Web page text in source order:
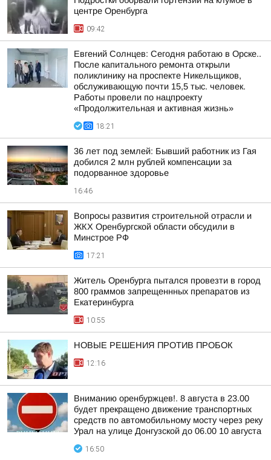
центре Оренбурга
09:42
Евгений Солнцев: Сегодня работаю в Орске..
После капитального ремонта открыли
поликлинику на проспекте Никельщиков,
обслуживающую почти 15,5 тыс. человек.
Работы провели по нацпроекту
«Продолжительная и активная жизнь»
18:21
36 лет под землей: Бывший работник из Гая
добился 2 млн рублей компенсации за
подорванное здоровье
16:46
Вопросы развития строительной отрасли и
ЖКХ Оренбургской области обсудили в
Минстрое РФ
17:21
Житель Оренбурга пытался провезти в город
800 граммов запрещеннных препаратов из
Екатеринбурга
10:55
НОВЫЕ РЕШЕНИЯ ПРОТИВ ПРОБОК
12:16
Вниманию оренбуржцев!. 8 августа в 23.00
будет прекращено движение транспортных
средств по автомобильному мосту через реку
Урал на улице Донгузской до 06.00 10 августа
16:50